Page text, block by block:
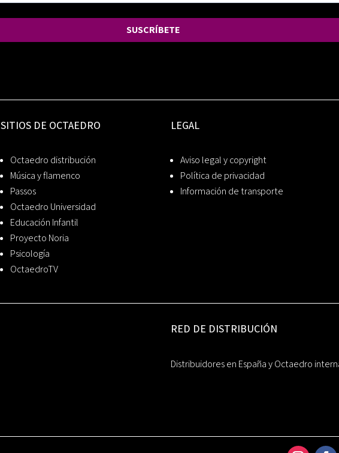
SUSCRÍBETE
SITIOS DE OCTAEDRO
Octaedro distribución
Música y flamenco
Passos
Octaedro Universidad
Educación Infantil
Proyecto Noria
Psicología
OctaedroTV
LEGAL
Aviso legal y copyright
Política de privacidad
Información de transporte
RED DE DISTRIBUCIÓN
Distribuidores en España y Octaedro